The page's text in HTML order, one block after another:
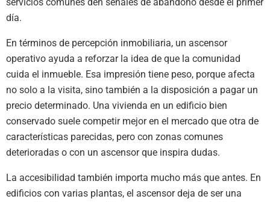
día.
En términos de percepción inmobiliaria, un ascensor
operativo ayuda a reforzar la idea de que la comunidad
cuida el inmueble. Esa impresión tiene peso, porque afecta
no solo a la visita, sino también a la disposición a pagar un
precio determinado. Una vivienda en un edificio bien
conservado suele competir mejor en el mercado que otra de
características parecidas, pero con zonas comunes
deterioradas o con un ascensor que inspira dudas.
La accesibilidad también importa mucho más que antes. En
edificios con varias plantas, el ascensor deja de ser una